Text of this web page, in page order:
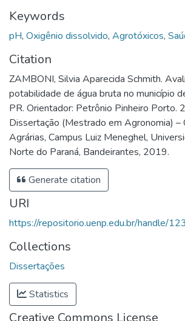
Keywords
pH, Oxigênio dissolvido, Agrotóxicos,
Citation
ZAMBONI, Silvia Aparecida Schmith.
potabilidade de água bruta no município
PR. Orientador: Petrônio Pinheiro Porto.
Dissertação (Mestrado em Agronomia) –
Agrárias, Campus Luiz Meneghel,
Norte do Paraná, Bandeirantes, 2019.
Generate citation
URI
https://repositorio.uenp.edu.br/handle/
Collections
Dissertações
Statistics
Creative Commons License